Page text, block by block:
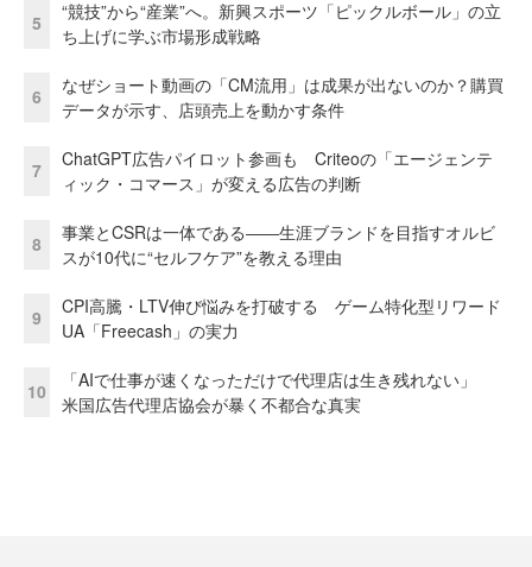
5
“競技”から“産業”へ。新興スポーツ「ピックルボール」の立
ち上げに学ぶ市場形成戦略
6
なぜショート動画の「CM流用」は成果が出ないのか？購買
データが示す、店頭売上を動かす条件
7
ChatGPT広告パイロット参画も Criteoの「エージェンテ
ィック・コマース」が変える広告の判断
8
事業とCSRは一体である――生涯ブランドを目指すオルビ
スが10代に“セルフケア”を教える理由
9
CPI高騰・LTV伸び悩みを打破する ゲーム特化型リワード
UA「Freecash」の実力
10
「AIで仕事が速くなっただけで代理店は生き残れない」
米国広告代理店協会が暴く不都合な真実